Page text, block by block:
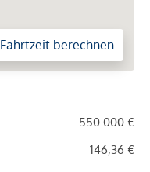
Fahrtzeit berechnen
550.000 €
146,36 €